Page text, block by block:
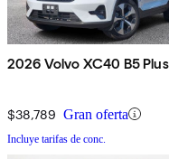
2026 Volvo XC40 B5
$38,789 Gran oferta
Incluye tarifas de conc.